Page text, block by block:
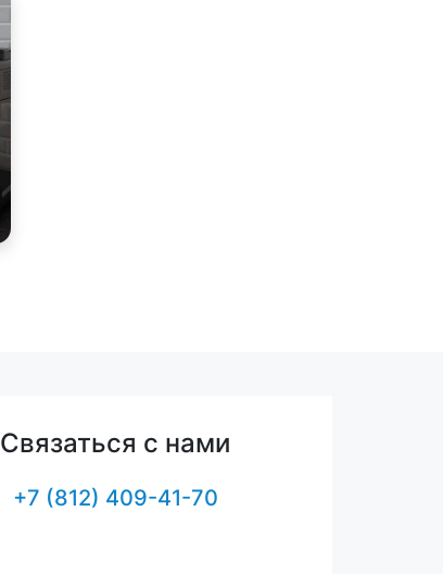
Связаться с нами
+7 (812) 409-41-70